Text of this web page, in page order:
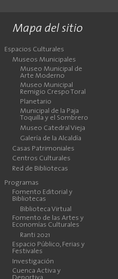
Mapa del sitio
Espacios Culturales
Museos Municipales
Museo Municipal de
Arte Moderno
Museo Municipal
Remigio Crespo Toral
Planetario
Municipal de la Paja
Toquilla y el Sombrero
Museo Catedral Vieja
Galería de la Alcaldía
Casas Patrimoniales
Centros Culturales
Red de Bibliotecas
Programas
Fomento Editorial y
Bibliotecas
Biblioteca Virtual
Fomento de las Artes y
Economías Culturales
Ranti 2021
Espacio Público, Ferias y
Festivales
Investigación
Cuenca Activa y